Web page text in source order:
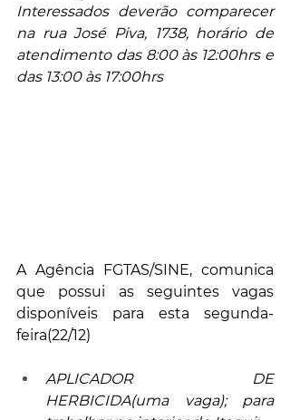
Interessados deverão comparecer
na rua José Piva, 1738, horário de
atendimento das 8:00 às 12:00hrs e
das 13:00 às 17:00hrs
A Agência FGTAS/SINE, comunica
que possui as seguintes vagas
disponíveis para esta segunda-
feira(22/12)
APLICADOR DE
HERBICIDA(uma vaga); para